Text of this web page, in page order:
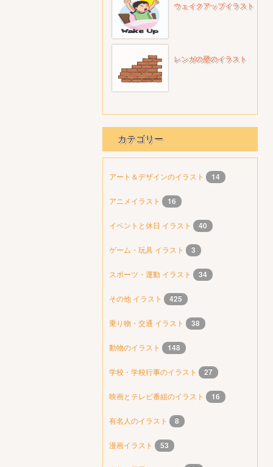
ウェイクアップイラスト
レンガの壁のイラスト
カテゴリー
アート＆デザインのイラスト 14
アニメイラスト 16
イベントと休日 イラスト 40
ゲーム・玩具 イラスト 3
スポーツ・運動 イラスト 34
その他 イラスト 425
乗り物・交通 イラスト 38
動物のイラスト 148
学校・学校行事のイラスト 27
映画とテレビ番組のイラスト 16
有名人のイラスト 8
漫画イラスト 53